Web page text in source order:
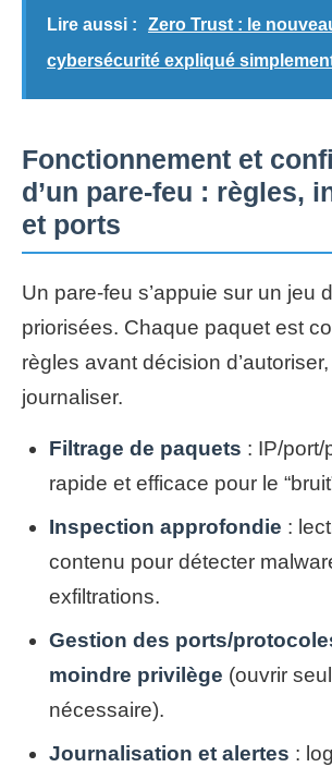
Lire aussi :
Zero Trust : le
cybersécurité expliqué
Fonctionnement et
d’un pare-feu : règles,
et ports
Un pare-feu s’appuie sur un jeu
priorisées. Chaque paquet est
règles avant décision
journaliser.
Filtrage de paquets : IP/port/
rapide et efficace pour le
Inspection approfondie :
contenu pour détecter
exfiltrations.
Gestion des ports/
moindre privilège (ouvrir
nécessaire).
Journalisation et alertes :